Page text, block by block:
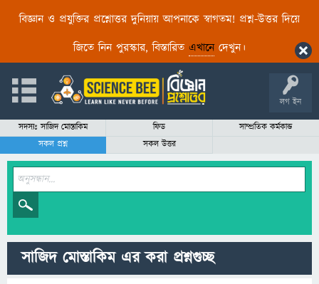
বিজ্ঞান ও প্রযুক্তির প্রশ্নোত্তর দুনিয়ায় আপনাকে স্বাগতম! প্রশ্ন-উত্তর দিয়ে
জিতে নিন পুরস্কার, বিস্তারিত এখানেদেখুন।
লগ ইন
সদস্যঃ সাজিদ মোস্তাকিম ফিড
সাম্প্রতিক কর্মকান্ড
সকল প্রশ্ন
সকল উত্তর
সাজিদ মোস্তাকিম এর করা প্রশ্নগুচ্ছ